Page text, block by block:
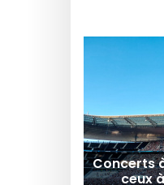
Concerts
ceux